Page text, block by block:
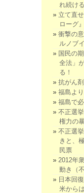
れ続け
立て直
ローグ』
衝撃の
ルノブ
国民の
全法」
る！
抗がん
福島よ
福島で
不正選
権力の
不正選
きと、
民票
2012年
動き（
日本回
米から